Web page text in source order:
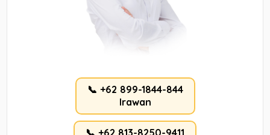
📞 +62 899-1844-844
Irawan
📞 +62 813-8250-9411